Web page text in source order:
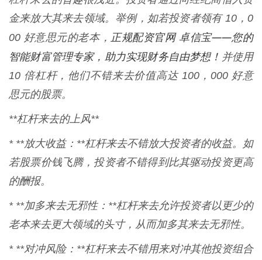
金来放大其来去领域。举例，如若投资者领有 10，0
00 好意思元的老本， 正规配资官网 卓信宝——您的
智能财富管理专家，助力实现财务自由梦想！ 并使用
10 倍杠杆，他们不错来去价值高达 100，000 好意
思元的股票。
**杠杆来去的上风**
* **放大收益：**杠杆来去不错放大投资者的收益。如
若股票价钱飞腾，投资者不错得到比其驱动投资更高
的酬报。
* **加多来去无邪性：**杠杆来去允许投资者以更少的
老本来去更大领域的头寸，从而加多其来去无邪性。
* **对冲风险：**杠杆来去不错用来对冲其他投资组合